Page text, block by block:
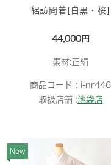
絽訪問着[白黒・桜]
44,000円
素材:正絹
商品コード : i-nr446
取扱店舗 :池袋店
New